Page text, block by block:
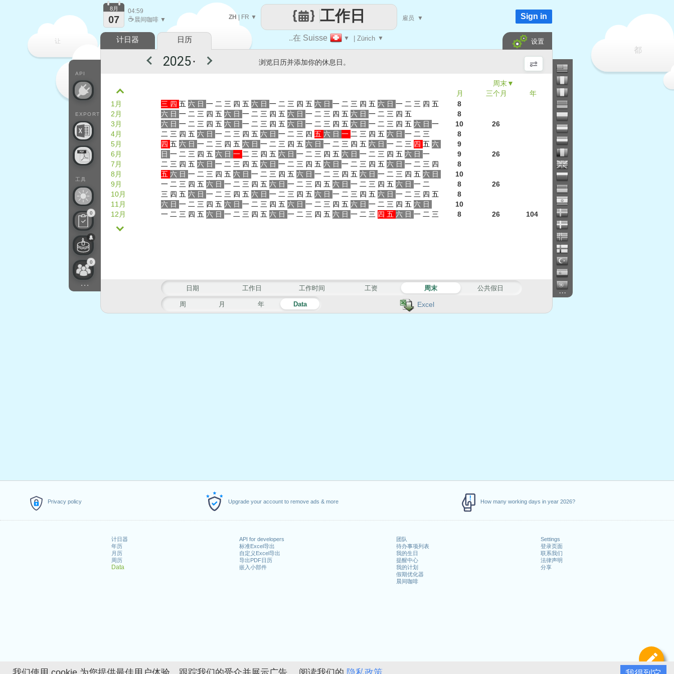
Privacy policy Upgrade your account to remove ads & more How many working days in year 2026?
计日器
年历
月历
周历
Data
API for developers
标准Excel导出
自定义Excel导出
导出PDF日历
嵌入小部件
团队
待办事项列表
我的生日
提醒中心
我的计划
假期优化器
晨间咖啡
Settings
登录页面
联系我们
法律声明
分享
定
让
都
..在 Suisse ▼ | Zürich ▼
工作日
ZH | FR ▼ 雇员 ▼
API
EXPORT
工具
0
0
...
8月
07
04:59
☕晨间咖啡 ▼ Sign in
计日器 日历 设置
...
Excel
▼
月
三个月 年
▼ 浏览日历并添加你的休息日。
1月 三 四 五 六 日 一 二 三 四 五 六 日 一 二 三 四 五 六 日 一 二 三 四 五 六 日 一 二 三 四 五
8
2月
六 日 一 二 三 四 五 六 日 一 二 三 四 五 六 日 一 二 三 四 五 六 日 一 二 三 四 五
8
3月
六 日 一 二 三 四 五 六 日 一 二 三 四 五 六 日 一 二 三 四 五 六 日 一 二 三 四 五 六 日 一 10
26
4月
二 三 四 五 六 日 一 二 三 四 五 六 日 一 二 三 四 五 六 日 一 二 三 四 五 六 日 一 二 三
8
5月
四 五 六 日 一 二 三 四 五 六 日 一 二 三 四 五 六 日 一 二 三 四 五 六 日 一 二 三 四 五 六
9
6月
日 一 二 三 四 五 六 日 一 二 三 四 五 六 日 一 二 三 四 五 六 日 一 二 三 四 五 六 日 一 9
26
7月
二 三 四 五 六 日 一 二 三 四 五 六 日 一 二 三 四 五 六 日 一 二 三 四 五 六 日 一 二 三 四
8
8月
五 六 日 一 二 三 四 五 六 日 一 二 三 四 五 六 日 一 二 三 四 五 六 日 一 二 三 四 五 六 日
10
9月
一 二 三 四 五 六 日 一 二 三 四 五 六 日 一 二 三 四 五 六 日 一 二 三 四 五 六 日 一 二 8
26
10月
三 四 五 六 日 一 二 三 四 五 六 日 一 二 三 四 五 六 日 一 二 三 四 五 六 日 一 二 三 四 五
8
11月
六 日 一 二 三 四 五 六 日 一 二 三 四 五 六 日 一 二 三 四 五 六 日 一 二 三 四 五 六 日
10
12月
一 二 三 四 五 六 日 一 二 三 四 五 六 日 一 二 三 四 五 六 日 一 二 三 四 五 六 日 一 二 三 8 26 104
周 月 年 Data
日期 工作日 工作时间 工资 周末 公共假日